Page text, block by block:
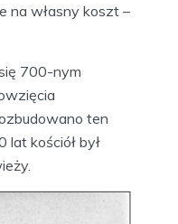
na własny koszt –
700-nym
ten
lat kościół był